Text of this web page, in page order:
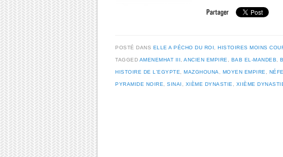
POSTÉ DANS ELLE A PÉCHO DU ROI HISTOIRES MOINS
TAGGED AMENEMHAT III ANCIEN EMPIRE BAB EL-MANDEB
HISTOIRE DE L'EGYPTE MAZGHOUNA MOYEN EMPIRE
PYRAMIDE NOIRE SINAI XIÈME DYNASTIE XIIÈME